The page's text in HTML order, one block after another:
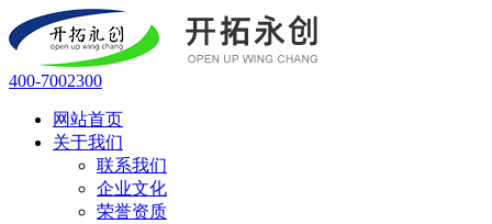
400-7002300
网站首页
关于我们
联系我们
企业文化
荣誉资质